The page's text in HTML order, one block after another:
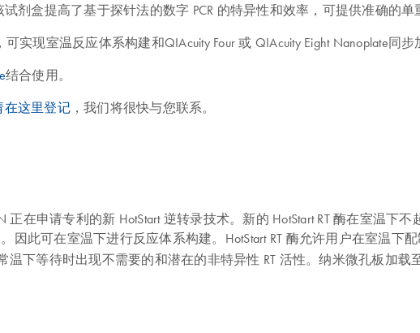
剂盒提高了基于探针法的数字 PCR 的特异性和效率，可提供准确的单
实现室温反应体系构建和QIAcuity Four 或 QIAcuity Eight Nanoplate同步
结合使用。
在这里登记，我们将很快与您联系。
正在申请专利的新 HotStart 逆转录技术。新的 HotStart RT 酶在室温
因此可在室温下进行反应体系构建。HotStart RT 酶允许用户在室温下
下等待时出现不需要的和潜在的非特异性 RT 活性。纳米微孔板加载